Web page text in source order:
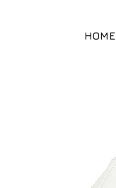
HOME